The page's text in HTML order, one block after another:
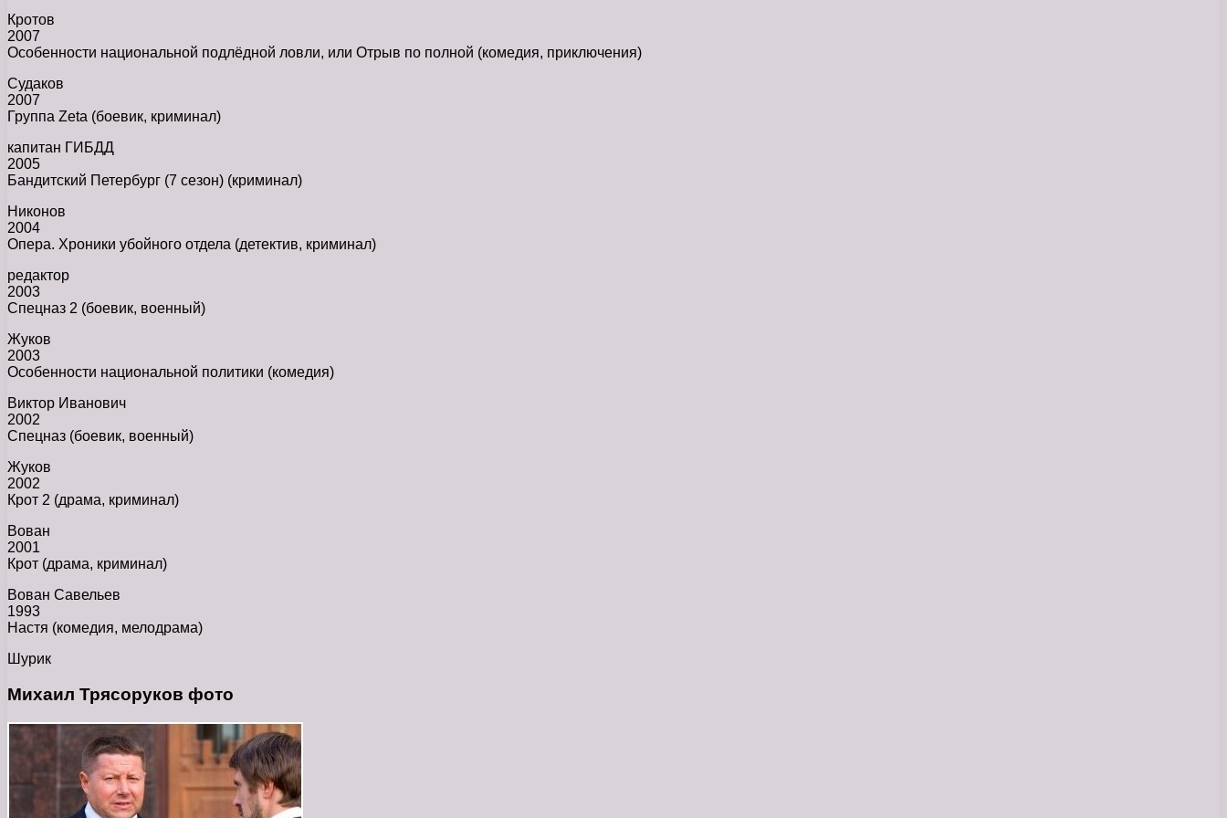
Кротов
2007
Особенности национальной подлёдной ловли, или Отрыв по полной (комедия, приключения)
Судаков
2007
Группа Zeta (боевик, криминал)
капитан ГИБДД
2005
Бандитский Петербург (7 сезон) (криминал)
Никонов
2004
Опера. Хроники убойного отдела (детектив, криминал)
редактор
2003
Спецназ 2 (боевик, военный)
Жуков
2003
Особенности национальной политики (комедия)
Виктор Иванович
2002
Спецназ (боевик, военный)
Жуков
2002
Крот 2 (драма, криминал)
Вован
2001
Крот (драма, криминал)
Вован Савельев
1993
Настя (комедия, мелодрама)
Шурик
Михаил Трясоруков фото